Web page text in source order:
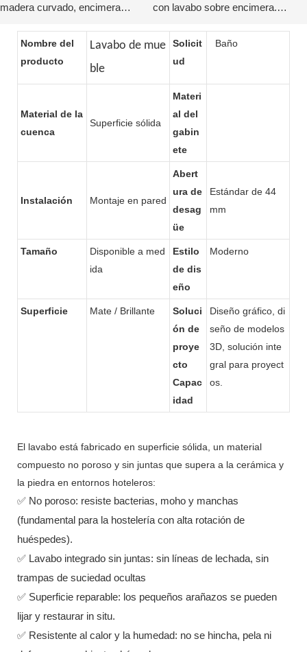
madera curvado, encimera
retroiluminado LED.
con lavabo sobre encimera.
medida para hoteles.
Nombre del
producto
Lavabo de mue
ble
Solicit
ud
Baño
Material de la
cuenca
Superficie sólida
Materi
al del
gabin
ete
Instalación Montaje en pared
Abert
ura de
desag
üe
Estándar de 44
mm
Tamaño
Disponible a med
ida
Estilo
de dis
eño
Moderno
Superficie Mate / Brillante
Soluci
ón de
proye
cto
Capac
idad
Diseño gráfico, di
seño de modelos
3D, solución inte
gral para proyect
os.
El lavabo está fabricado en superficie sólida, un material
compuesto no poroso y sin juntas que supera a la cerámica y
la piedra en entornos hoteleros:
✅ No poroso: resiste bacterias, moho y manchas
(fundamental para la hostelería con alta rotación de
huéspedes).
✅ Lavabo integrado sin juntas: sin líneas de lechada, sin
trampas de suciedad ocultas
✅ Superficie reparable: los pequeños arañazos se pueden
lijar y restaurar in situ.
✅ Resistente al calor y la humedad: no se hincha, pela ni